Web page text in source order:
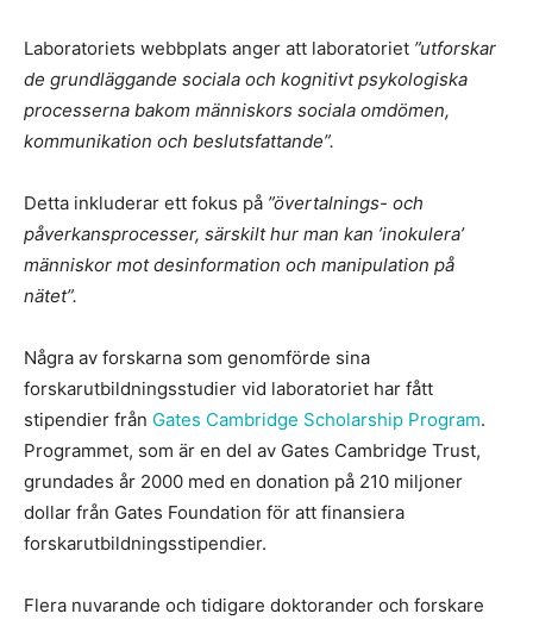
Laboratoriets webbplats anger att laboratoriet ”utforskar
de grundläggande sociala och kognitivt psykologiska
processerna bakom människors sociala omdömen,
kommunikation och beslutsfattande”.
Detta inkluderar ett fokus på ”övertalnings- och
påverkansprocesser, särskilt hur man kan ’inokulera’
människor mot desinformation och manipulation på
nätet”.
Några av forskarna som genomförde sina
forskarutbildningsstudier vid laboratoriet har fått
stipendier från Gates Cambridge Scholarship Program.
Programmet, som är en del av Gates Cambridge Trust,
grundades år 2000 med en donation på 210 miljoner
dollar från Gates Foundation för att finansiera
forskarutbildningsstipendier.
Flera nuvarande och tidigare doktorander och forskare